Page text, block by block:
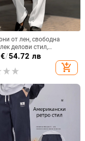
от лен, свободна
делови стил,
за ежедневие, четири
€/54.72 лв
add_shopping_cart